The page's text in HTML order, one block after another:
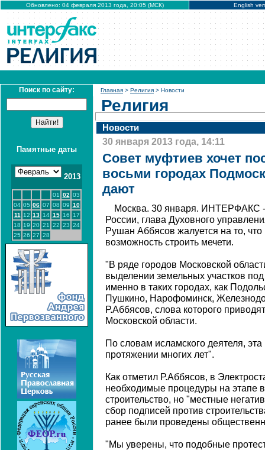
Обновлено: 04 февраля 2013 года, 20:05 (МСК) English
Поиск по сайту:
Памятные даты
2013
01 02 03
04 05 06 07 08 09 10
11
12 13 14 15 16
17
18 19 20 21 22 23 24
25 26 27 28
Главная > Религия > Новости
Религия
Новости
30 января 2013 года, 14:11
Совет муфтиев хочет
восьми городах
дают
Москва. 30 января. ИНТЕРФАКС
России, глава Духовного
Рушан Аббясов жалуется на то,
возможность строить мечети.
"В ряде городов Московской
выделении земельных участков
именно в таких городах, как
Пушкино, Нарофоминск,
Р.Аббясов, слова которого
Московской области.
По словам исламского деятеля,
протяжении многих лет".
Как отметил Р.Аббясов, в
необходимые процедуры на этапе
строительство, но "местные
сбор подписей против
ранее были проведены
"Мы уверены, что подобные